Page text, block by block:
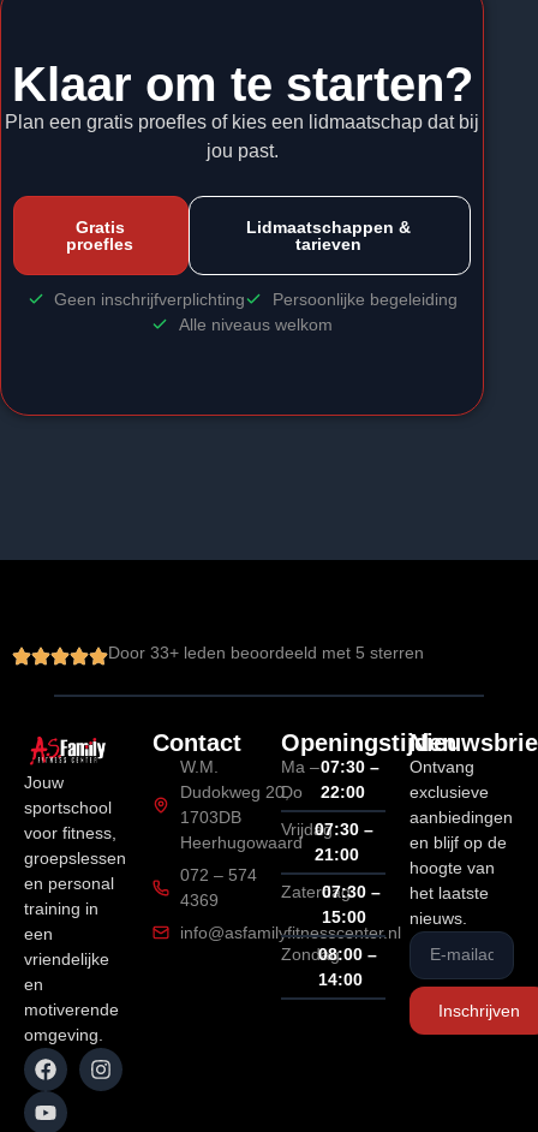
Klaar om te starten?
Plan een gratis proefles of kies een lidmaatschap dat bij
jou past.
Gratis
proefles
Lidmaatschappen &
tarieven
Geen inschrijfverplichting
Persoonlijke begeleiding
Alle niveaus welkom
Door 33+ leden beoordeeld met 5 sterren
Jouw
sportschool
voor fitness,
groepslessen
en personal
training in
een
vriendelijke
en
motiverende
omgeving.
Contact
W.M.
Dudokweg 20,
1703DB
Heerhugowaard
072 – 574
4369
info@asfamilyfitnesscenter.nl
Openingstijden
Ma –
Do
07:30 –
22:00
Vrijdag07:30 –
21:00
Zaterdag07:30 –
15:00
Zondag08:00 –
14:00
Ontvang
exclusieve
aanbiedingen
en blijf op de
hoogte van
het laatste
nieuws.
Inschrijven